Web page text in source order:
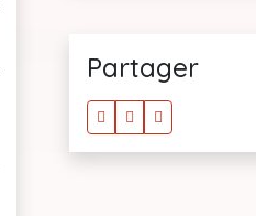
Partager